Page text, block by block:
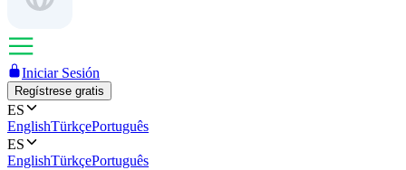
Iniciar Sesión
Regístrese gratis
ES
EnglishTürkçePortuguês
ES
EnglishTürkçePortuguês